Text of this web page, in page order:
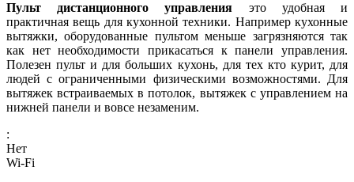
Пульт дистанционного управления это удобная и
практичная вещь для кухонной техники. Например кухонные
вытяжки, оборудованные пультом меньше загрязняются так
как нет необходимости прикасаться к панели управления.
Полезен пульт и для больших кухонь, для тех кто курит, для
людей с ограниченными физическими возможностями. Для
вытяжек встраиваемых в потолок, вытяжек с управлением на
нижней панели и вовсе незаменим.
:
Нет
Wi-Fi